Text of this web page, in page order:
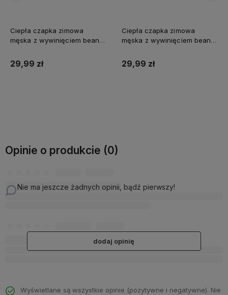
Ciepła czapka zimowa
męska z wywinięciem beanie
29,99 zł
Ciepła czapka zimowa
męska z wywinięciem beanie
29,99 zł
Opinie o produkcie (0)
Nie ma jeszcze żadnych opinii, bądź pierwszy!
dodaj opinię
Wyświetlane są wszystkie opinie (pozytywne i negatywne). Nie